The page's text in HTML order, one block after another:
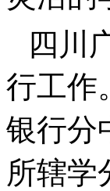
四川
行工作
银行分
所辖学